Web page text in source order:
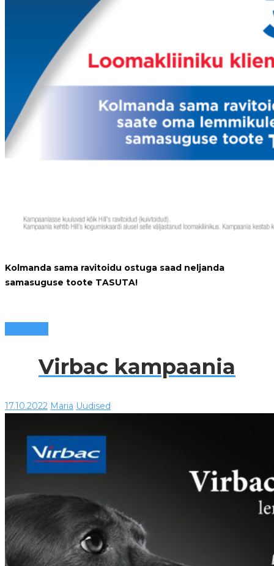
Kolmanda sama ravitoidu ostuga saad neljanda
samasuguse toote TASUTA!
Virbac kampaania
17.10.2022 Maria Uudised